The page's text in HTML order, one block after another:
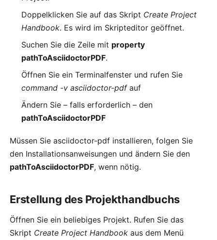
Doppelklicken Sie auf das Skript Create Project
Handbook. Es wird im Skripteditor geöffnet.
Suchen Sie die Zeile mit property
pathToAsciidoctorPDF.
Öffnen Sie ein Terminalfenster und rufen Sie
command -v asciidoctor-pdfauf
Ändern Sie – falls erforderlich – den
pathToAsciidoctorPDF
Müssen Sie asciidoctor-pdf installieren, folgen Sie
den Installationsanweisungen und ändern Sie den
pathToAsciidoctorPDF, wenn nötig.
Erstellung des Projekthandbuchs
Öffnen Sie ein beliebiges Projekt. Rufen Sie das
Skript Create Project Handbook aus dem Menü